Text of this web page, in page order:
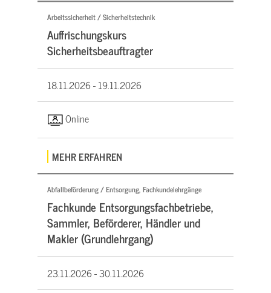
Arbeitssicherheit / Sicherheitstechnik
Auffrischungskurs
Sicherheitsbeauftragter
18.11.2026 -19.11.2026
Online
MEHR ERFAHREN
Abfallbeförderung / Entsorgung, Fachkundelehrgänge
Fachkunde Entsorgungsfachbetriebe,
Sammler, Beförderer, Händler und
Makler (Grundlehrgang)
23.11.2026 -30.11.2026